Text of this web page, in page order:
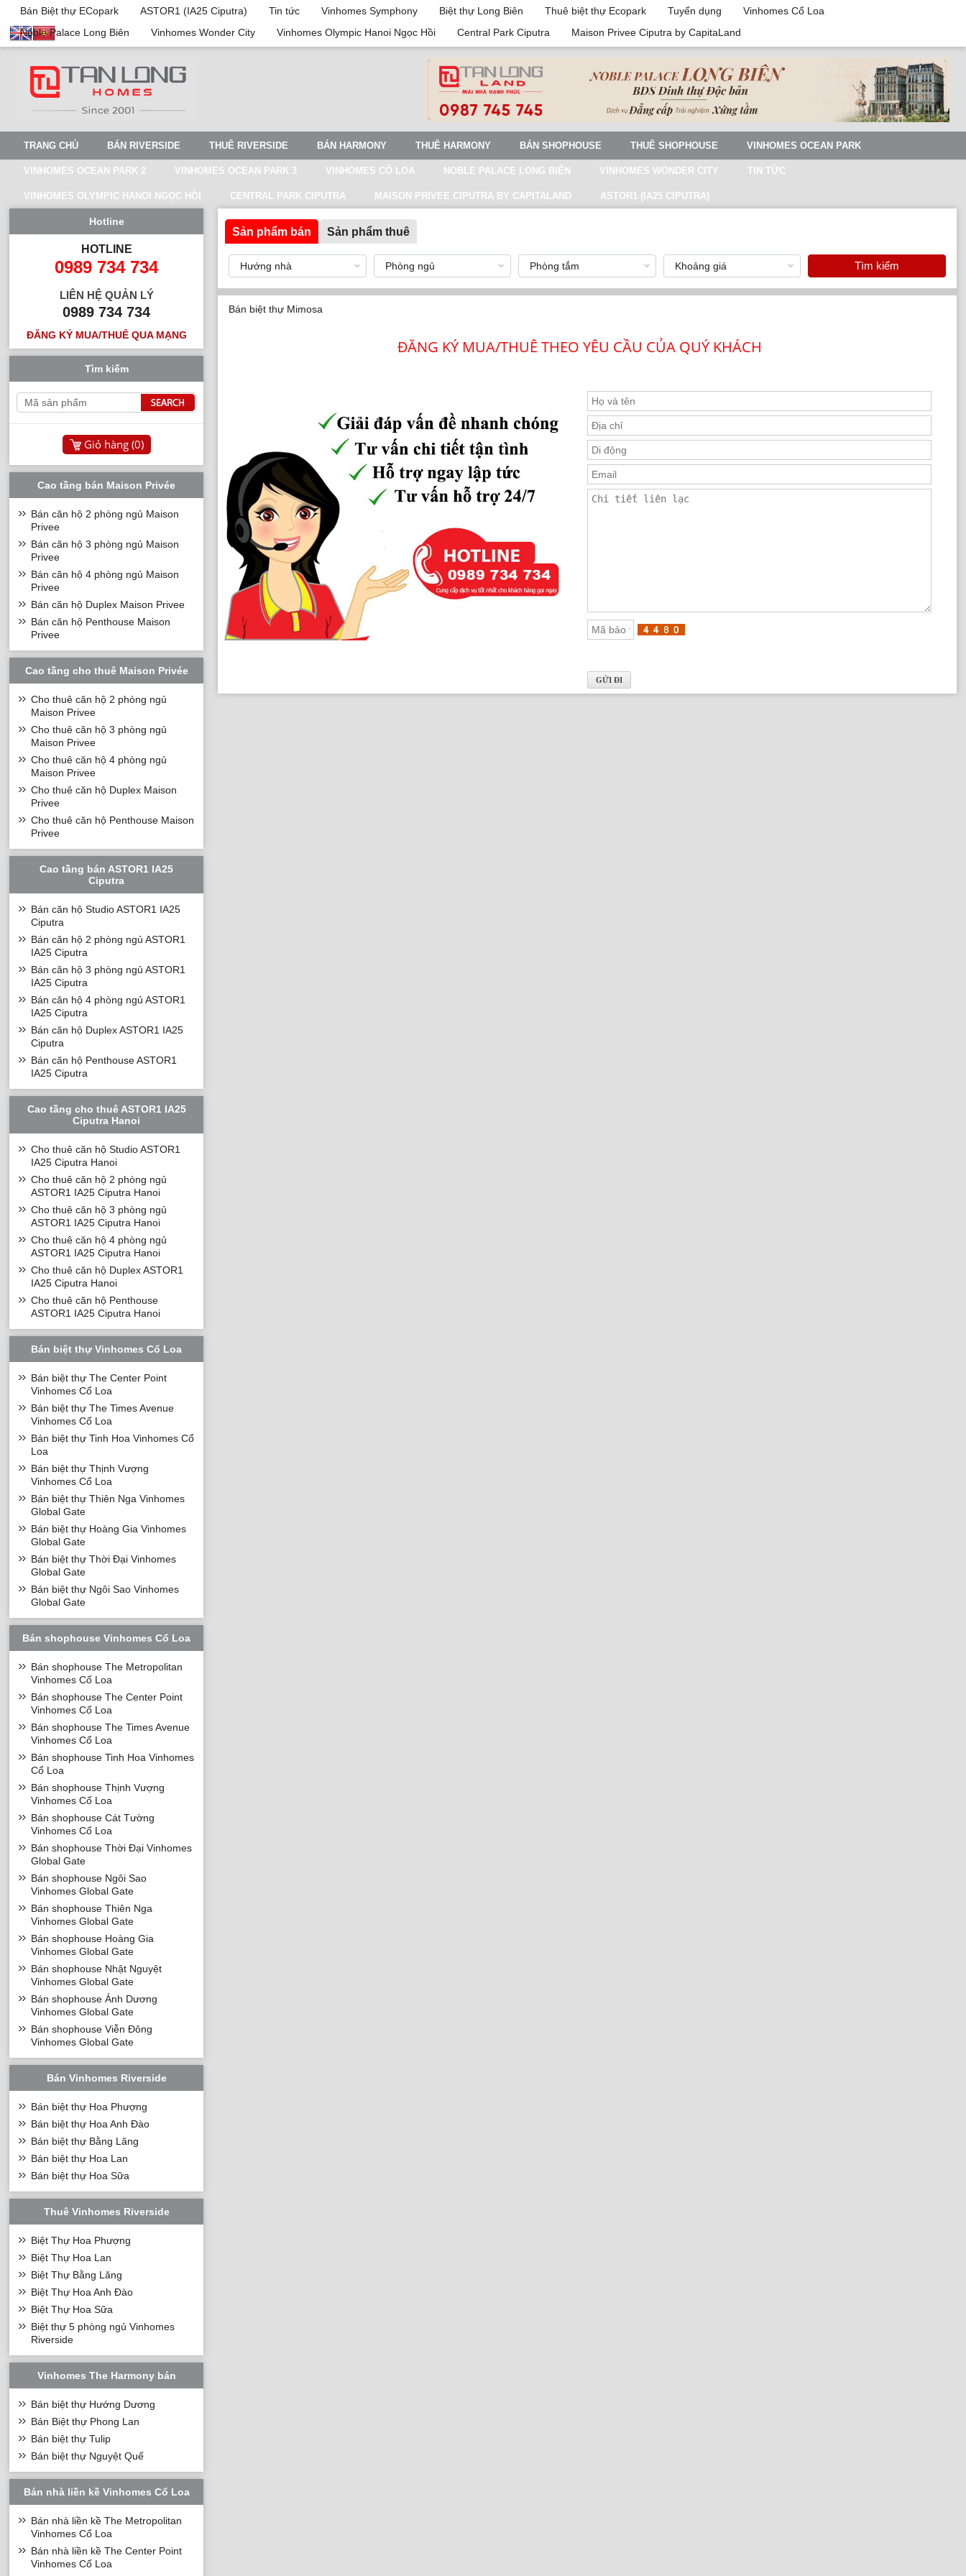
Bán Biệt thự ECopark ASTOR1 (IA25 Ciputra) Tin tức Vinhomes Symphony Biệt thự Long Biên Thuê biệt thự Ecopark Tuyển dụng
Vinhomes Cổ Loa
Noble Palace Long Biên
Vinhomes Wonder City Vinhomes Olympic Hanoi Ngọc Hồi Central Park Ciputra Maison Privee Ciputra by CapitaLand
TRANG CHỦ BÁN RIVERSIDE THUÊ RIVERSIDE BÁN HARMONY THUÊ HARMONY BÁN SHOPHOUSE THUÊ SHOPHOUSE VINHOMES OCEAN PARK
VINHOMES OCEAN PARK 2 VINHOMES OCEAN PARK 3 VINHOMES CỔ LOA NOBLE PALACE LONG BIÊN VINHOMES WONDER CITY TIN TỨC
VINHOMES OLYMPIC HANOI NGỌC HỒI CENTRAL PARK CIPUTRA MAISON PRIVEE CIPUTRA BY CAPITALAND ASTOR1 (IA25 CIPUTRA)
Sản phẩm bán Sản phẩm thuê
Tìm kiếm
Bán biệt thự Mimosa
ĐĂNG KÝ MUA/THUÊ THEO YÊU CẦU CỦA QUÝ KHÁCH
Hotline
HOTLINE
0989 734 734
LIÊN HỆ QUẢN LÝ
0989 734 734
ĐĂNG KÝ MUA/THUÊ QUA MẠNG
Tìm kiếm
Giỏ hàng (0)
Cao tầng bán Maison Privée
Bán căn hộ 2 phòng ngủ Maison
Privee
Bán căn hộ 3 phòng ngủ Maison
Privee
Bán căn hộ 4 phòng ngủ Maison
Privee
Bán căn hộ Duplex Maison Privee
Bán căn hộ Penthouse Maison
Privee
Cao tầng cho thuê Maison Privée
Cho thuê căn hộ 2 phòng ngủ
Maison Privee
Cho thuê căn hộ 3 phòng ngủ
Maison Privee
Cho thuê căn hộ 4 phòng ngủ
Maison Privee
Cho thuê căn hộ Duplex Maison
Privee
Cho thuê căn hộ Penthouse Maison
Privee
Cao tầng bán ASTOR1 IA25
Ciputra
Bán căn hộ Studio ASTOR1 IA25
Ciputra
Bán căn hộ 2 phòng ngủ ASTOR1
IA25 Ciputra
Bán căn hộ 3 phòng ngủ ASTOR1
IA25 Ciputra
Bán căn hộ 4 phòng ngủ ASTOR1
IA25 Ciputra
Bán căn hộ Duplex ASTOR1 IA25
Ciputra
Bán căn hộ Penthouse ASTOR1
IA25 Ciputra
Cao tầng cho thuê ASTOR1 IA25
Ciputra Hanoi
Cho thuê căn hộ Studio ASTOR1
IA25 Ciputra Hanoi
Cho thuê căn hộ 2 phòng ngủ
ASTOR1 IA25 Ciputra Hanoi
Cho thuê căn hộ 3 phòng ngủ
ASTOR1 IA25 Ciputra Hanoi
Cho thuê căn hộ 4 phòng ngủ
ASTOR1 IA25 Ciputra Hanoi
Cho thuê căn hộ Duplex ASTOR1
IA25 Ciputra Hanoi
Cho thuê căn hộ Penthouse
ASTOR1 IA25 Ciputra Hanoi
Bán biệt thự Vinhomes Cổ Loa
Bán biệt thự The Center Point
Vinhomes Cổ Loa
Bán biệt thự The Times Avenue
Vinhomes Cổ Loa
Bán biệt thự Tinh Hoa Vinhomes Cổ
Loa
Bán biệt thự Thịnh Vượng
Vinhomes Cổ Loa
Bán biệt thự Thiên Nga Vinhomes
Global Gate
Bán biệt thự Hoàng Gia Vinhomes
Global Gate
Bán biệt thự Thời Đại Vinhomes
Global Gate
Bán biệt thự Ngôi Sao Vinhomes
Global Gate
Bán shophouse Vinhomes Cổ Loa
Bán shophouse The Metropolitan
Vinhomes Cổ Loa
Bán shophouse The Center Point
Vinhomes Cổ Loa
Bán shophouse The Times Avenue
Vinhomes Cổ Loa
Bán shophouse Tinh Hoa Vinhomes
Cổ Loa
Bán shophouse Thịnh Vượng
Vinhomes Cổ Loa
Bán shophouse Cát Tường
Vinhomes Cổ Loa
Bán shophouse Thời Đại Vinhomes
Global Gate
Bán shophouse Ngôi Sao
Vinhomes Global Gate
Bán shophouse Thiên Nga
Vinhomes Global Gate
Bán shophouse Hoàng Gia
Vinhomes Global Gate
Bán shophouse Nhật Nguyệt
Vinhomes Global Gate
Bán shophouse Ánh Dương
Vinhomes Global Gate
Bán shophouse Viễn Đông
Vinhomes Global Gate
Bán Vinhomes Riverside
Bán biệt thự Hoa Phượng
Bán biệt thự Hoa Anh Đào
Bán biệt thự Bằng Lăng
Bán biệt thự Hoa Lan
Bán biệt thự Hoa Sữa
Thuê Vinhomes Riverside
Biệt Thự Hoa Phượng
Biệt Thự Hoa Lan
Biệt Thự Bằng Lăng
Biệt Thự Hoa Anh Đào
Biệt Thự Hoa Sữa
Biệt thự 5 phòng ngủ Vinhomes
Riverside
Vinhomes The Harmony bán
Bán biệt thự Hướng Dương
Bán Biệt thự Phong Lan
Bán biệt thự Tulip
Bán biệt thự Nguyệt Quế
Bán nhà liền kề Vinhomes Cổ Loa
Bán nhà liền kề The Metropolitan
Vinhomes Cổ Loa
Bán nhà liền kề The Center Point
Vinhomes Cổ Loa